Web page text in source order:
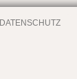
DATENSCHUTZ